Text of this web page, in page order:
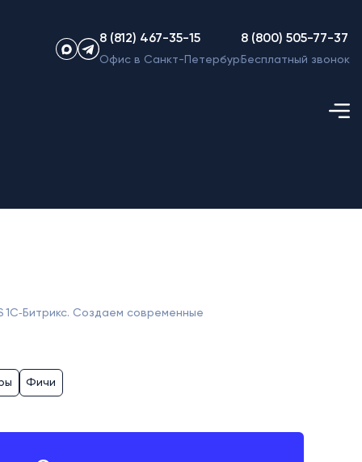
8 (812) 467-35-15
Офис в Санкт-Петербурге
8 (800) 505-77-37
Бесплатный звонок
Создаем современные
Фичи